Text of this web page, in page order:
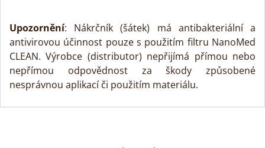
Upozornění: Nákrčník (šátek) má antibakteriální a
antivirovou účinnost pouze s použitím filtru NanoMed
CLEAN. Výrobce (distributor) nepřijímá přímou nebo
nepřímou odpovědnost za škody způsobené
nesprávnou aplikací či použitím materiálu.